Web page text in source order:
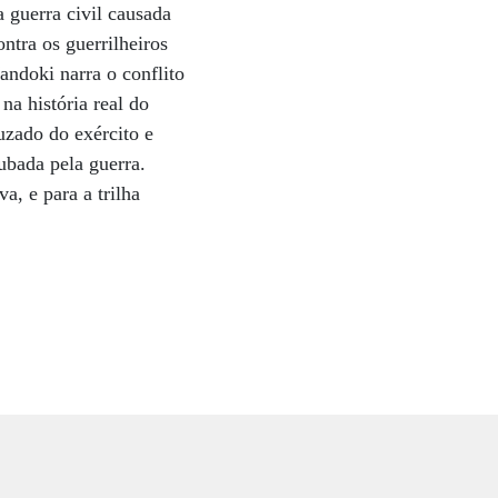
guerra civil causada
os guerrilheiros
narra o conflito
história real do
do exército e
pela guerra.
e para a trilha